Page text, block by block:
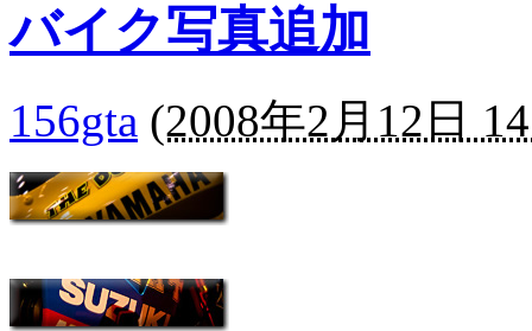
バイク写真追加
156gta (2008年2月12日